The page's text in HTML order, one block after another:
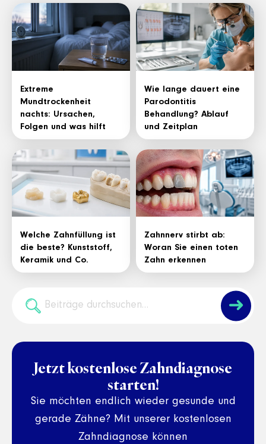
➜
Extreme
Mundtrockenheit
nachts: Ursachen,
Folgen und was hilft
Wie lange dauert eine
Parodontitis
Behandlung? Ablauf
und Zeitplan
Welche Zahnfüllung ist
die beste? Kunststoff,
Keramik und Co.
Zahnnerv stirbt ab:
Woran Sie einen toten
Zahn erkennen
Jetzt kostenlose Zahndiagnose
starten!
Sie möchten endlich wieder gesunde und
gerade Zähne? Mit unserer kostenlosen
Zahndiagnose können